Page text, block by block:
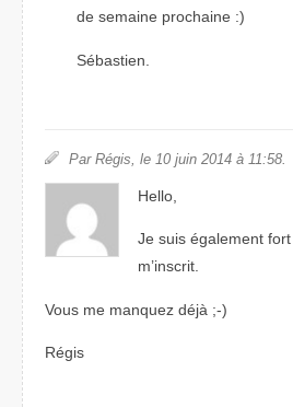
de semaine prochaine :)
Sébastien.
Par Régis, le 10 juin 2014 à 11:58.
Hello,
Je suis également
m’inscrit.
Vous me manquez déjà ;-)
Régis